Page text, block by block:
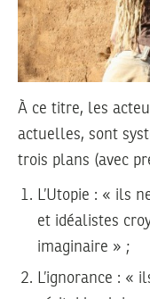
À ce titre, les
actuelles, sont
trois plans (avec
L’Utopie : « ils
et idéalistes
imaginaire » ;
L’ignorance : «